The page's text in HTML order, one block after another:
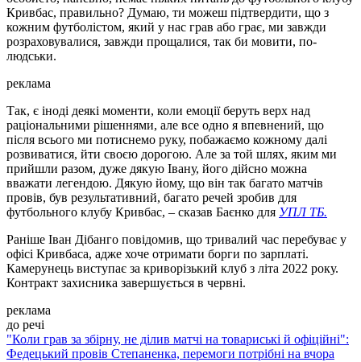
Кривбас, правильно? Думаю, ти можеш підтвердити, що з
кожним футболістом, який у нас грав або грає, ми завжди
розраховувалися, завжди прощалися, так би мовити, по-
людськи.
реклама
Так, є іноді деякі моменти, коли емоції беруть верх над
раціональними рішеннями, але все одно я впевнений, що
після всього ми потиснемо руку, побажаємо кожному далі
розвиватися, йти своєю дорогою. Але за той шлях, яким ми
прийшли разом, дуже дякую Івану, його дійсно можна
вважати легендою. Дякую йому, що він так багато матчів
провів, був результативний, багато речей зробив для
футбольного клубу Кривбас, – сказав Баєнко для УПЛ ТБ.
Раніше Іван Дібанго повідомив, що тривалий час перебуває у
офісі Кривбаса, адже хоче отримати борги по зарплаті.
Камерунець виступає за криворізький клуб з літа 2022 року.
Контракт захисника завершується в червні.
реклама
до речі
"Коли грав за збірну, не ділив матчі на товариські й офіційні":
Федецький провів Степаненка, перемоги потрібні на вчора